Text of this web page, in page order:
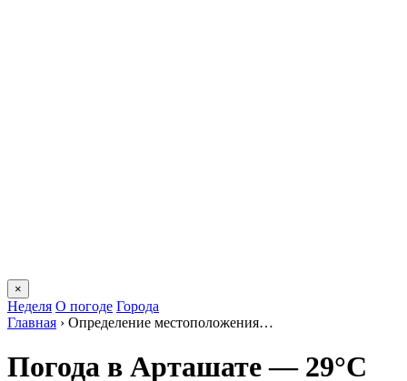
×
Неделя О погоде Города
Главная › Определение местоположения…
Погода в Арташате — 29°C